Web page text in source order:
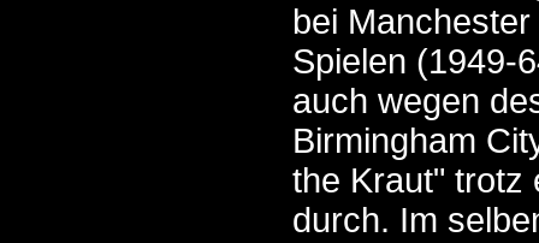
bei
Spielen (1949-
auch wegen
Birmingham
the Kraut" trotz
durch. Im